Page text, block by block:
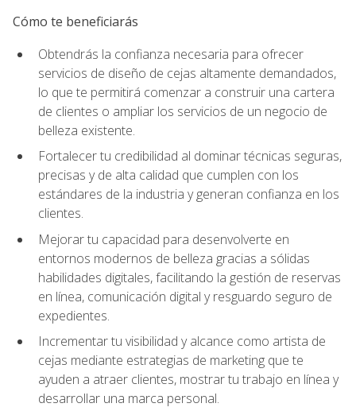
Cómo te beneficiarás
Obtendrás la confianza necesaria para ofrecer
servicios de diseño de cejas altamente demandados,
lo que te permitirá comenzar a construir una cartera
de clientes o ampliar los servicios de un negocio de
belleza existente.
Fortalecer tu credibilidad al dominar técnicas seguras,
precisas y de alta calidad que cumplen con los
estándares de la industria y generan confianza en los
clientes.
Mejorar tu capacidad para desenvolverte en
entornos modernos de belleza gracias a sólidas
habilidades digitales, facilitando la gestión de reservas
en línea, comunicación digital y resguardo seguro de
expedientes.
Incrementar tu visibilidad y alcance como artista de
cejas mediante estrategias de marketing que te
ayuden a atraer clientes, mostrar tu trabajo en línea y
desarrollar una marca personal.